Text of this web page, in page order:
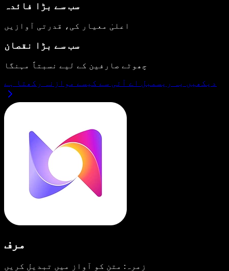
سب سے بڑا فائدہ
اعلیٰ معیار کی، قدرتی آوازیں
سب سے بڑا نقصان
چھوٹے صارفین کے لیے نسبتاً مہنگا
دیکھیں یہ ریسمبل اے آئی سے کیسے موازنہ رکھتا ہے
مرف
زمرہ: متن کو آواز میں تبدیل کریں